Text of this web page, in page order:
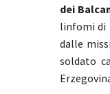
dei
linfomi di
dalle
soldato